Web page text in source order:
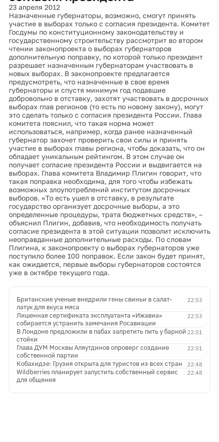
23 апреля 2012
Назначенные губернаторы, возможно, смогут принять
участие в выборах только с согласия президента. Комитет
Госдумы по конституционному законодательству и
государственному строительству рассмотрит во втором
чтении законопроекта о выборах губернаторов
дополнительную поправку, по которой только президент
разрешает назначенным губернаторам участвовать в
новых выборах. В законопроекте предлагается
предусмотреть, что назначенные в свое время
губернаторы и спустя минимум год подавшие
добровольно в отставку, захотят участвовать в досрочных
выборах глав регионов (то есть по новому закону), могут
это сделать только с согласия президента России. Глава
комитета пояснил, что такая норма может
использоваться, например, когда ранее назначенный
губернатор захочет проверить свои силы и принять
участие в выборах главы региона, чтобы доказать, что он
обладает уникальным рейтингом. В этом случае он
получает согласие президента России и выдвигается на
выборах. Глава комитета Владимир Плигин говорит, что
такая поправка необходима, для того чтобы избежать
возможных злоупотреблений институтом досрочных
выборов. «То есть ушел в отставку, в результате
государство организует досрочные выборы, а это
определенные процедуры, трата бюджетных средств», –
объяснил Плигин, добавив, что необходимость получать
согласие президента в этой ситуации позволит исключить
неоправданные дополнительные расходы. По словам
Плигина, к законопроекту о выборах губернаторов уже
поступило более 100 поправок. Если закон будет принят,
как ожидается, первые выборы губернаторов состоятся
уже в октябре текущего года.
22:53
Британские ученые внедрили гены свиньи в салат-
латук для вкуса мяса
22:53
Лишенная сертификата эксплуатанта «Ижавиа»
собирается устранить замечания Росавиации
22:51
В Лондоне предложили в пабах запретить пить у барной
стойки
22:51
Глава ДУМ Москвы Аляутдинов опроверг создание
собственной партии
22:48
Кобахидзе: Грузия открыта для туристов из всех стран
22:48
Wildberries планирует запустить собственный сервис
для общения